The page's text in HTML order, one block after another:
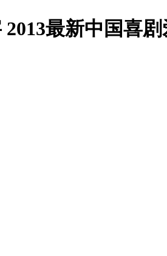
最新中国喜